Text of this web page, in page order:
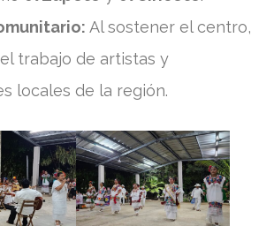
Al sostener el centro,
trabajo de artistas y
locales de la región.